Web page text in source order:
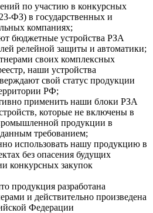
по участию в конкурсных
ФЗ) в государственных и
компаниях;
бюджетные устройства РЗА
релейной защиты и автоматики;
своих комплексных
наши устройства
свой статус продукции
РФ;
применить наши блоки РЗА
которые не включены в
продукции в
требованием;
использовать нашу продукцию в
без опасения будущих
конкурсных закупок
продукция разработана
и действительно произведена
Федерации